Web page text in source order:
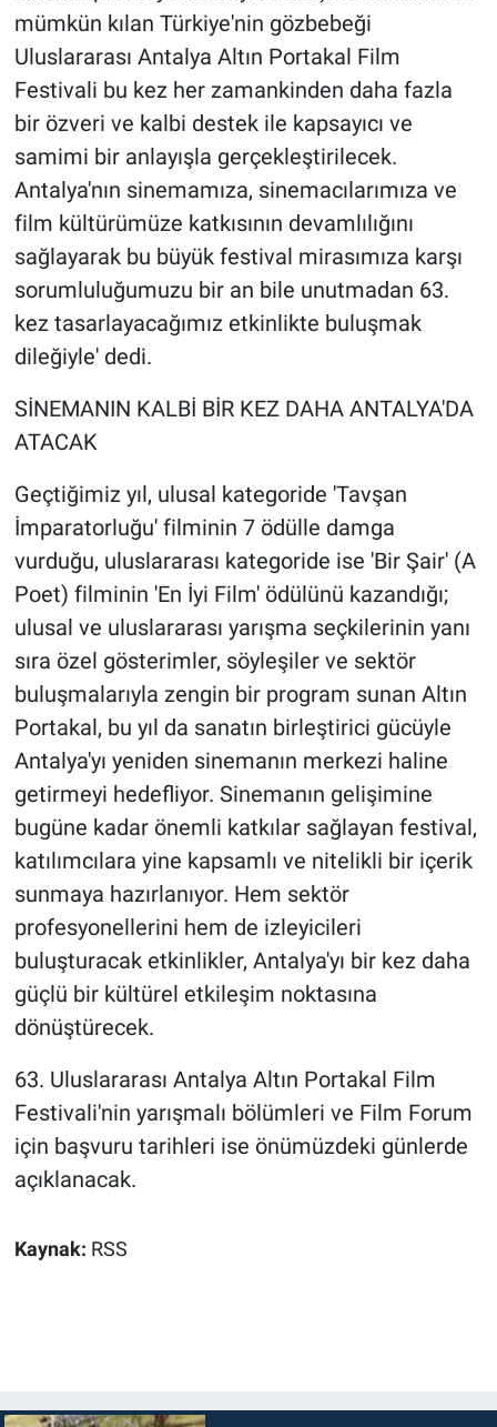
mümkün kılan Türkiye'nin gözbebeği
Uluslararası Antalya Altın Portakal Film
Festivali bu kez her zamankinden daha fazla
bir özveri ve kalbi destek ile kapsayıcı ve
samimi bir anlayışla gerçekleştirilecek.
Antalya'nın sinemamıza, sinemacılarımıza ve
film kültürümüze katkısının devamlılığını
sağlayarak bu büyük festival mirasımıza karşı
sorumluluğumuzu bir an bile unutmadan 63.
kez tasarlayacağımız etkinlikte buluşmak
dileğiyle' dedi.
SİNEMANIN KALBİ BİR KEZ DAHA ANTALYA'DA
ATACAK
Geçtiğimiz yıl, ulusal kategoride 'Tavşan
İmparatorluğu' filminin 7 ödülle damga
vurduğu, uluslararası kategoride ise 'Bir Şair' (A
Poet) filminin 'En İyi Film' ödülünü kazandığı;
ulusal ve uluslararası yarışma seçkilerinin yanı
sıra özel gösterimler, söyleşiler ve sektör
buluşmalarıyla zengin bir program sunan Altın
Portakal, bu yıl da sanatın birleştirici gücüyle
Antalya'yı yeniden sinemanın merkezi haline
getirmeyi hedefliyor. Sinemanın gelişimine
bugüne kadar önemli katkılar sağlayan festival,
katılımcılara yine kapsamlı ve nitelikli bir içerik
sunmaya hazırlanıyor. Hem sektör
profesyonellerini hem de izleyicileri
buluşturacak etkinlikler, Antalya'yı bir kez daha
güçlü bir kültürel etkileşim noktasına
dönüştürecek.
63. Uluslararası Antalya Altın Portakal Film
Festivali'nin yarışmalı bölümleri ve Film Forum
için başvuru tarihleri ise önümüzdeki günlerde
açıklanacak.
Kaynak: RSS